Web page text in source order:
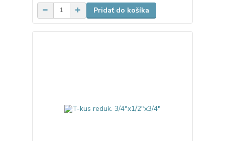
Pridať do košíka